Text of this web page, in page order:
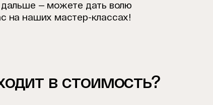
— можете дать волю
на наших мастер-классах!
в стоимость?